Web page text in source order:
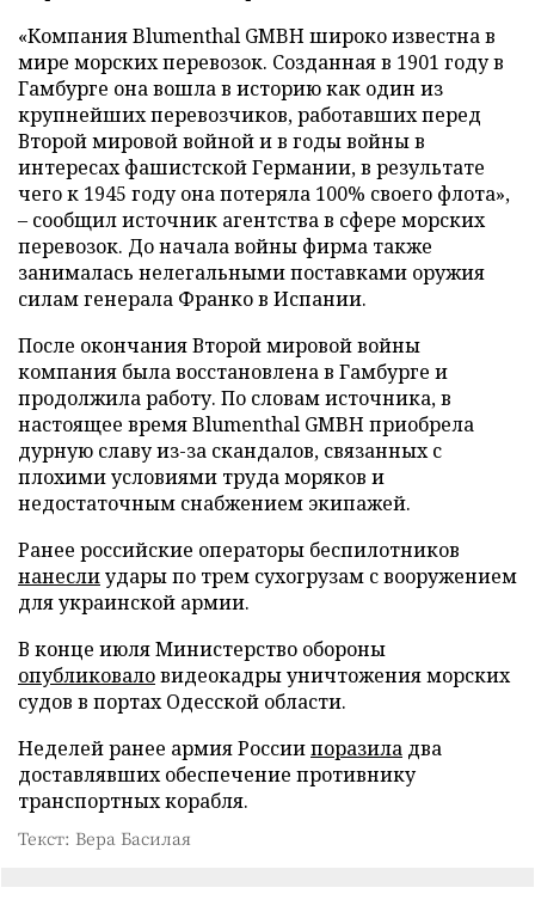
«Компания Blumenthal GMBH широко известна в
мире морских перевозок. Созданная в 1901 году в
Гамбурге она вошла в историю как один из
крупнейших перевозчиков, работавших перед
Второй мировой войной и в годы войны в
интересах фашистской Германии, в результате
чего к 1945 году она потеряла 100% своего флота»,
– сообщил источник агентства в сфере морских
перевозок. До начала войны фирма также
занималась нелегальными поставками оружия
силам генерала Франко в Испании.
После окончания Второй мировой войны
компания была восстановлена в Гамбурге и
продолжила работу. По словам источника, в
настоящее время Blumenthal GMBH приобрела
дурную славу из-за скандалов, связанных с
плохими условиями труда моряков и
недостаточным снабжением экипажей.
Ранее российские операторы беспилотников
нанеслиудары по трем сухогрузам с вооружением
для украинской армии.
В конце июля Министерство обороны
опубликоваловидеокадры уничтожения морских
судов в портах Одесской области.
Неделей ранее армия Россиипоразила два
доставлявших обеспечение противнику
транспортных корабля.
Текст: Вера Басилая